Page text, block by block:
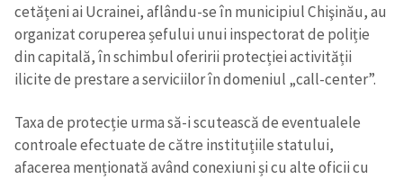
cetățeni ai Ucrainei, aflându-se în municipiul Chişinău, au
organizat coruperea șefului unui inspectorat de poliție
din capitală, în schimbul oferirii protecției activității
ilicite de prestare a serviciilor în domeniul „call-center”.
Taxa de protecție urma să-i scutească de eventualele
controale efectuate de către instituțiile statului,
afacerea menționată având conexiuni și cu alte oficii cu